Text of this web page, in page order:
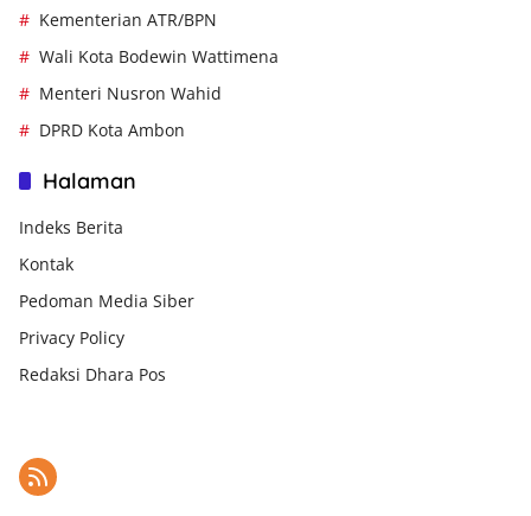
Kementerian ATR/BPN
Wali Kota Bodewin Wattimena
Menteri Nusron Wahid
DPRD Kota Ambon
Halaman
Indeks Berita
Kontak
Pedoman Media Siber
Privacy Policy
Redaksi Dhara Pos